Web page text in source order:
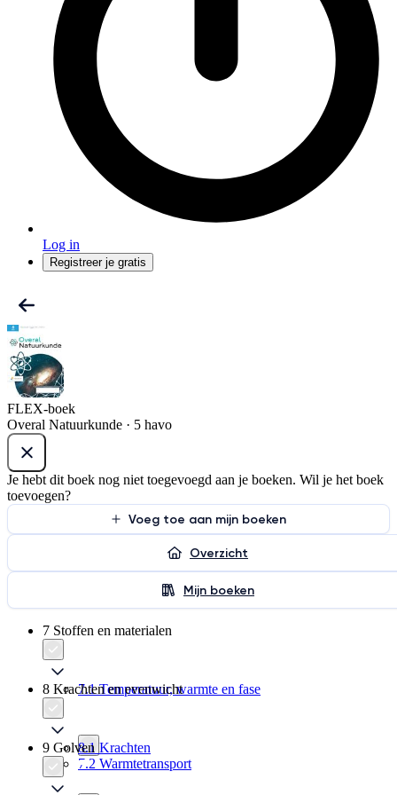
Log in
Registreer je gratis
FLEX-boek
Overal Natuurkunde · 5 havo
Je hebt dit boek nog niet toegevoegd aan je boeken. Wil je het boek
toevoegen?
Voeg toe aan mijn boeken
Overzicht
Mijn boeken
7 Stoffen en materialen
7.1 Temperatuur, warmte en fase
7.2 Warmtetransport
8 Krachten en evenwicht
8.1 Krachten
9 Golven